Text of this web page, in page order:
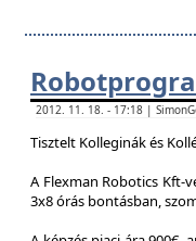
2012. 11. 18. - 17:18 |
Tisztelt Kolleginák és
A Flexman Robotics Kft-
3x8 órás bontásban,